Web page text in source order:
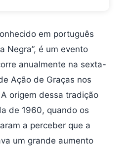
em português
Negra”, é um evento
anualmente na sexta-
Ação de Graças nos
origem dessa tradição
de 1960, quando os
a perceber que a
um grande aumento